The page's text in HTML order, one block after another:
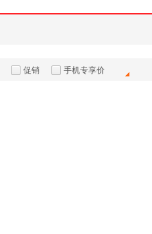
孕婴服饰
促销 手机专享价